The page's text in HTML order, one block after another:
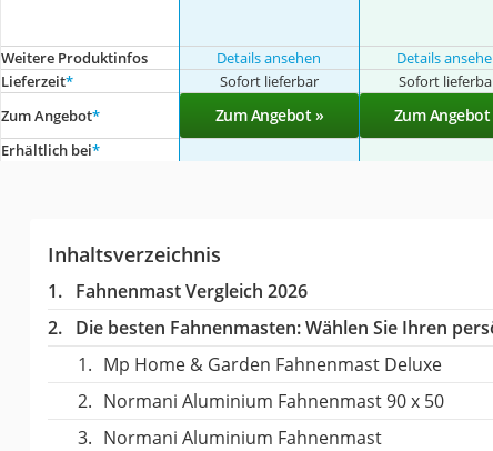
Weitere Produktinfos
Details ansehen Details
Lieferzeit* Sofort lieferbar Sofort
Zum Angebot* Zum Angebot » Zum Angebot
Erhältlich bei*
Inhaltsverzeichnis
Fahnenmast Vergleich 2026
Die besten Fahnenmasten:Wählen Sie Ihren
Mp Home & Garden Fahnenmast Deluxe
Normani Aluminium Fahnenmast 90 x 50
Normani Aluminium Fahnenmast